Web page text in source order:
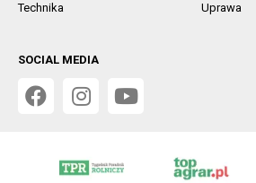
Technika
Uprawa
SOCIAL MEDIA